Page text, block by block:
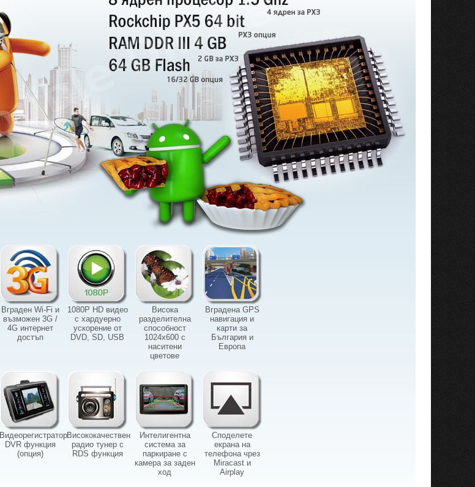
Вграден Wi-Fi и
възможен 3G /
4G интернет
достъп
1080P HD видео
с хардуерно
ускорение от
DVD, SD, USB
Висока
разделителна
способност
1024х600 с
наситени
цветове
Вградена GPS
навигация и
карти за
България и
Европа
Видеорегистратор
DVR функция
(опция)
Висококачествен
радио тунер с
RDS функция
Интелигентна
система за
паркиране с
камера за заден
ход
Споделете
екрана на
телефона чрез
Miracast и
Airplay